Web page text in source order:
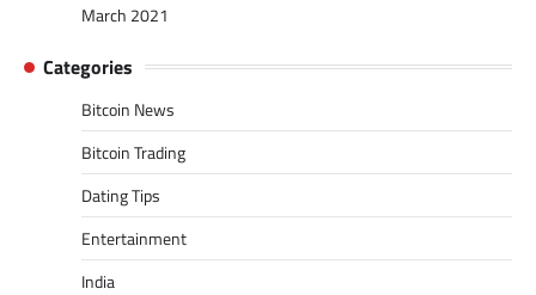
March 2021
Categories
Bitcoin News
Bitcoin Trading
Dating Tips
Entertainment
India